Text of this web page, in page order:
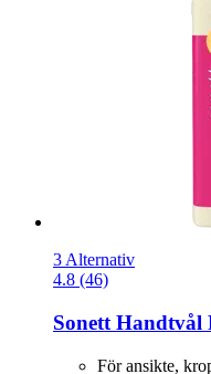
3 Alternativ
4.8 (46)
Sonett Handtvål
För ansikte,